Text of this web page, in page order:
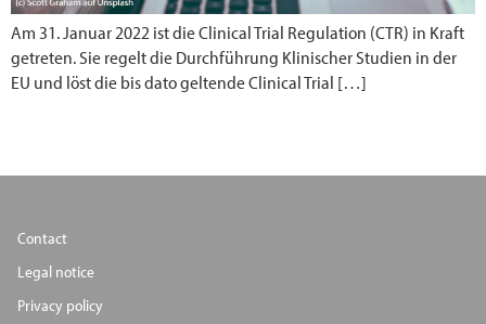
Am 31. Januar 2022 ist die Clinical Trial Regulation (CTR) in Kraft
getreten. Sie regelt die Durchführung Klinischer Studien in der
EU und löst die bis dato geltende Clinical Trial […]
Contact
Legal notice
Privacy policy